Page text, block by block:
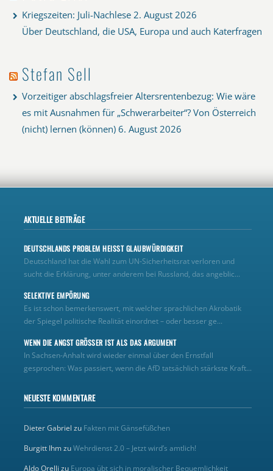
Kriegszeiten: Juli-Nachlese 2. August 2026
Über Deutschland, die USA, Europa und auch Katerfragen
Stefan Sell
Vorzeitiger abschlagsfreier Altersrentenbezug: Wie wäre
es mit Ausnahmen für „Schwerarbeiter“? Von Österreich
(nicht) lernen (können) 6. August 2026
AKTUELLE BEITRÄGE
DEUTSCHLANDS PROBLEM HEISST GLAUBWÜRDIGKEIT
Deutschland hat die Wahl zum UN‑Sicherheitsrat verloren und
sucht die Erklärung, unter anderem bei Russland, das angeblic...
SELEKTIVE EMPÖRUNG
Es ist schon bemerkenswert, mit welcher sprachlichen Akrobatik
der Spiegel politische Realität einordnet – oder besser ge...
WENN DIE ANGST GRÖSSER IST ALS DAS ARGUMENT
In Sachsen-Anhalt wird wieder einmal über den Ernstfall
gesprochen: Was passiert, wenn die AfD tatsächlich stärkste Kraft...
NEUESTE KOMMENTARE
Dieter Gabriel zu Fakten mit Gänsefüßchen
Burgitt IhmzuWehrdienst 2.0 – Jetzt wird’s amtlich!
Aldo Orelli zu Europa übt sich in moralischer Bequemlichkeit